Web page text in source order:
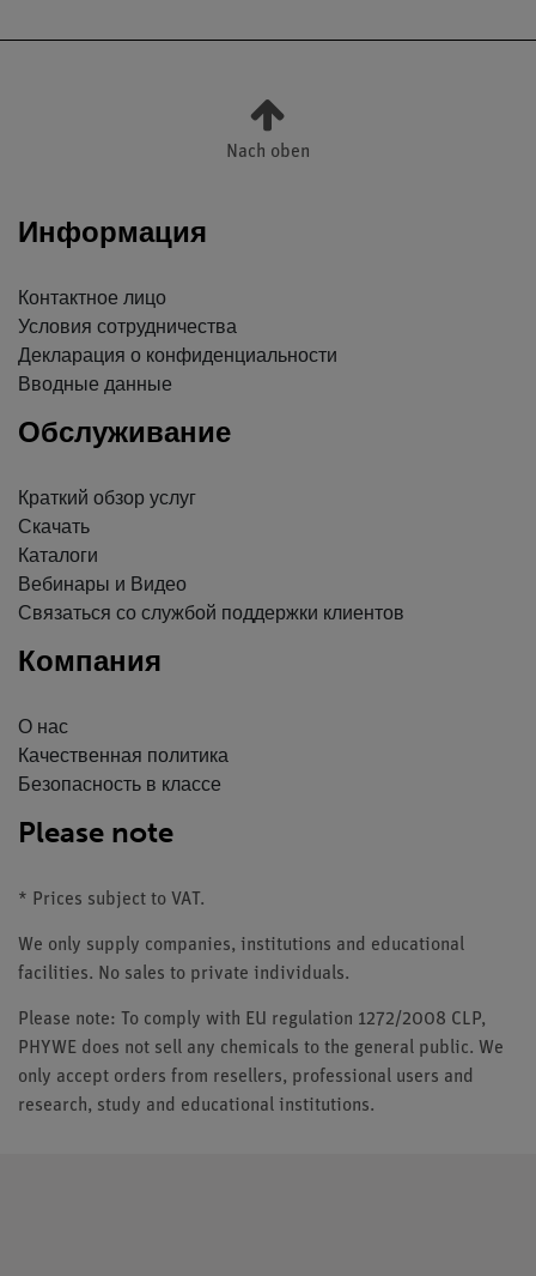
Nach oben
Информация
Контактное лицо
Условия сотрудничества
Декларация о конфиденциальности
Вводные данные
Обслуживание
Краткий обзор услуг
Скачать
Каталоги
Вебинары и Видео
Связаться со службой поддержки клиентов
Компания
О нас
Качественная политика
Безопасность в классе
Please note
* Prices subject to VAT.
We only supply companies, institutions and educational
facilities. No sales to private individuals.
Please note: To comply with EU regulation 1272/2008 CLP,
PHYWE does not sell any chemicals to the general public. We
only accept orders from resellers, professional users and
research, study and educational institutions.